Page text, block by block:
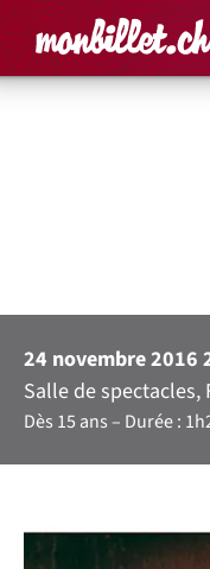
Accueil
24 novembre 2016
Salle de
Dès 15 ans Durée :